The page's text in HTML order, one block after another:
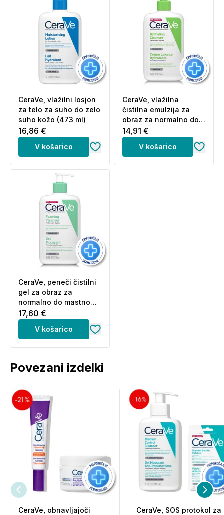
CeraVe, vlažilni losjon
za telo za suho do zelo
suho kožo (473 ml)
16,86 €
V košarico
CeraVe, vlažilna
čistilna emulzija za
obraz za normalno do
suho kožo (473 ml)
14,91 €
V košarico
CeraVe, peneči čistilni
gel za obraz za
normalno do mastno
kožo (473 ml)
17,60 €
V košarico
Povezani izdelki
CeraVe, obnavljajoči
CeraVe, SOS protokol za